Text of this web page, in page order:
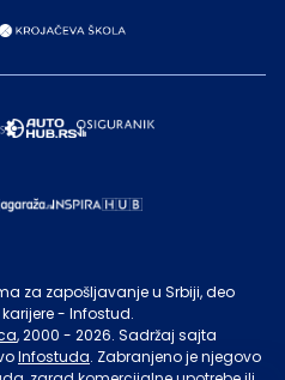
za zapošljavanje u Srbiji, deo
- Infostud.
, 2000 - 2026. Sadržaj sajta
Infostuda. Zabranjeno je njegovo